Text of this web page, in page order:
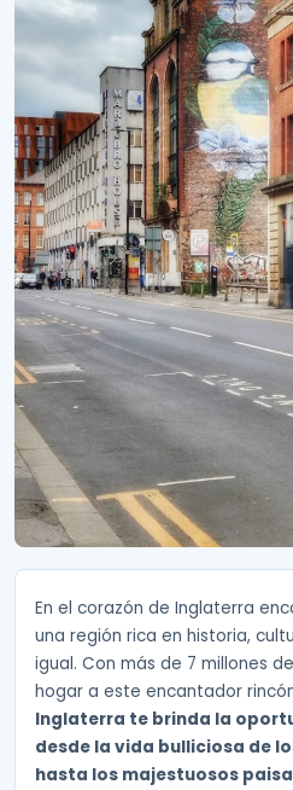
En el corazón de Inglaterra
una región rica en historia,
igual. Con más de 7 millones
hogar a este encantador
Inglaterra te brinda la
desde la vida bulliciosa de
hasta los majestuosos